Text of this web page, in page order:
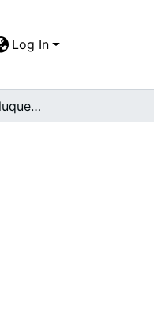
Log In
Ignacio Zamora, peluquero y es pecialista en hacer la "Shuller"